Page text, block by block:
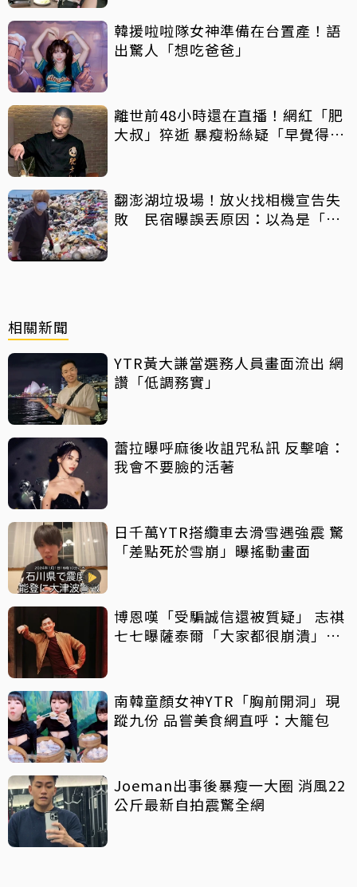
韓援啦啦隊女神準備在台置產！語
出驚人「想吃爸爸」
離世前48小時還在直播！網紅「肥
大叔」猝逝 暴瘦粉絲疑「早覺得不
翻澎湖垃圾場！放火找相機宣告失
敗 民宿曝誤丟原因：以為是「按
相關新聞
YTR黃大謙當選務人員畫面流出 網
讚「低調務實」
蕾拉曝呼麻後收詛咒私訊 反擊嗆：
我會不要臉的活著
日千萬YTR搭纜車去滑雪遇強震 驚
「差點死於雪崩」曝搖動畫面
博恩嘆「受騙誠信還被質疑」 志祺
七七曝薩泰爾「大家都很崩潰」：
南韓童顏女神YTR「胸前開洞」現
蹤九份 品嘗美食網直呼：大籠包
Joeman出事後暴瘦一大圈 消風22
公斤最新自拍震驚全網